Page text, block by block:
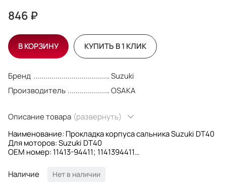
Бренд
Suzuki
Производитель
OSAKA
Описание товара (развернуть)
Наименование: Прокладка корпуса сальника Suzuki DT40
Для моторов: Suzuki DT40
OEM номер: 11413-94411; 1141394411
Наличие
Нет в наличии
846 ₽
В КОРЗИНУ КУПИТЬ В 1 КЛИК